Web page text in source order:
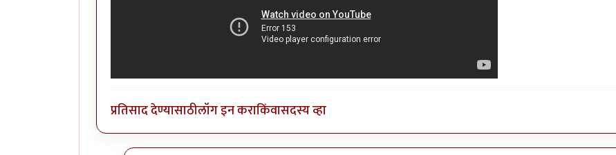
प्रतिसाद देण्यासाठीलॉग इन कराकिंवासदस्य व्हा